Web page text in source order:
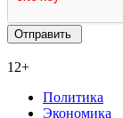
12+
Политика
Экономика